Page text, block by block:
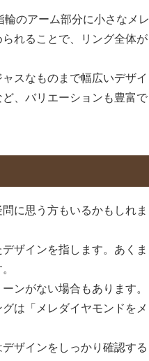
のアーム部分に小さなメレ
れることで、リング全体が
スなものまで幅広いデザイ
、バリエーションも豊富で
に思う方もいるかもしれま
ザインを指します。あくま
ンがない場合もあります。
は「メレダイヤモンドをメ
ザインをしっかり確認する